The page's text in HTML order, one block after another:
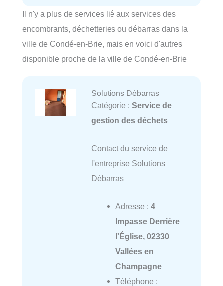
Il n'y a plus de services lié aux services des
encombrants, déchetteries ou débarras dans la
ville de Condé-en-Brie, mais en voici d'autres
disponible proche de la ville de Condé-en-Brie
Solutions Débarras
Catégorie : Service de
gestion des déchets
Contact du service de
l'entreprise Solutions
Débarras
Adresse : 4
Impasse Derrière
l'Église, 02330
Vallées en
Champagne
Téléphone :